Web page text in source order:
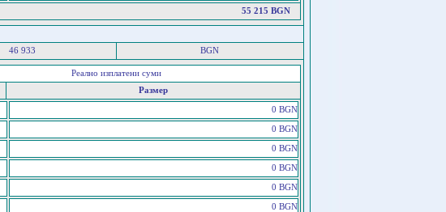
55 215 BGN
46 933 BGN
Реално изплатени суми
Размер
0 BGN
0 BGN
0 BGN
0 BGN
0 BGN
0 BGN